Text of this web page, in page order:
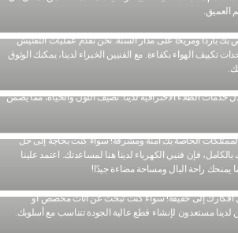
العميق.
بك باردًا ومريحًا على مدار السنة. نحن نقدم عمليات التفتيش
تكييف الهواء بكفاءة. مع الفنيين الخبراء لدينا، يمكنك الوثوق
الطلاء الاحترافية لدينا. نضيف اللون والحياة، مما يضمن
الخاصة بك آمنة ومشرقة! سواء كنت بحاجة إلى حل
فإن فنيي الكهرباء لدينا هنا لمساعدتك. اعتمد علينا
يمنحك راحة البال ومساحة مضاءة جيدًا!
أفكارك إلى حقيقة! سواء كنت تبحث عن أثاث مخصص أو
لدينا مستعدون لإنشاء قطع عالية الجودة تتناسب مع أسلوبك.